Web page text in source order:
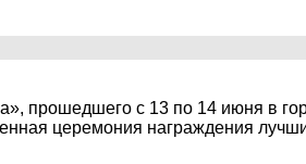
прошедшего с 13 по 14 июня в
церемония награждения